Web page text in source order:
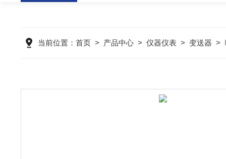
当前位置： 首页> 产品中心> 仪器仪表> 变送器 >